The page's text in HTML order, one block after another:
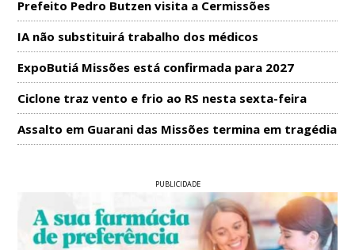
Prefeito Pedro Butzen visita a Cermissões
IA não substituirá trabalho dos médicos
ExpoButiá Missões está confirmada para 2027
Ciclone traz vento e frio ao RS nesta sexta-feira
Assalto em Guarani das Missões termina em tragédia
PUBLICIDADE